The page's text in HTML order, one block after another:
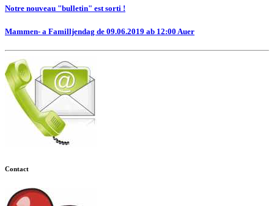
Notre nouveau "bulletin" est sorti !
Mammen- a Familljendag de 09.06.2019 ab 12:00 Auer
Contact